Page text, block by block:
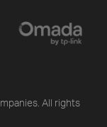
All rights